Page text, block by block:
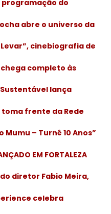
programação do
abre o universo da
Levar”, cinebiografia de
completo às
lança
frente da Rede
Mumu – Turnê 10 Anos”
EM FORTALEZA
diretor Fabio Meira,
celebra